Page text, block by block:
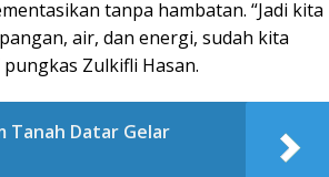
tanpa hambatan. “Jadi kita
air, dan energi, sudah kita
Zulkifli Hasan.
Tanah Datar Gelar